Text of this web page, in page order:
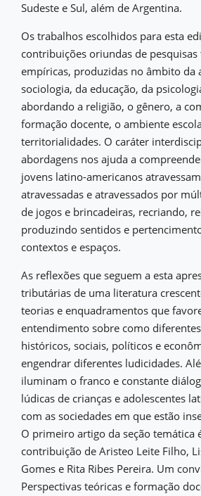
Sudeste e Sul, além de Argentina.
Os trabalhos escolhidos para esta
contribuições oriundas de pesquisas
empíricas, produzidas no âmbito da
sociologia, da educação, da
abordando a religião, o gênero, a
formação docente, o ambiente
territorialidades. O caráter
abordagens nos ajuda a
jovens latino-americanos
atravessadas e atravessados por
de jogos e brincadeiras, recriando,
produzindo sentidos e
contextos e espaços.
As reflexões que seguem a esta
tributárias de uma literatura
teorias e enquadramentos que
entendimento sobre como
históricos, sociais, políticos e
engendrar diferentes ludicidades.
iluminam o franco e constante
lúdicas de crianças e adolescentes
com as sociedades em que estão
O primeiro artigo da seção temática
contribuição de Aristeo Leite Filho,
Gomes e Rita Ribes Pereira. Um
Perspectivas teóricas e formação